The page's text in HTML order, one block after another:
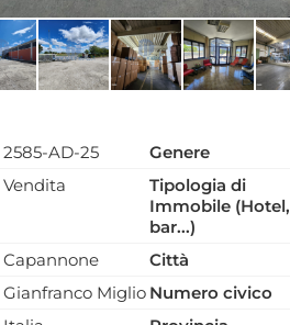
2585-AD-25 Genere
Vendita
Tipologia di
Immobile (Hotel,
bar...)
Capannone Città
Gianfranco Miglio Numero civico